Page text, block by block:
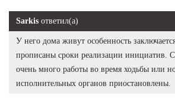
Sarkis ответил(а)
У него дома живут особенность
прописаны сроки реализации инициатив.
очень много работы во время ходьбы или
исполнительных органов приостановлены.